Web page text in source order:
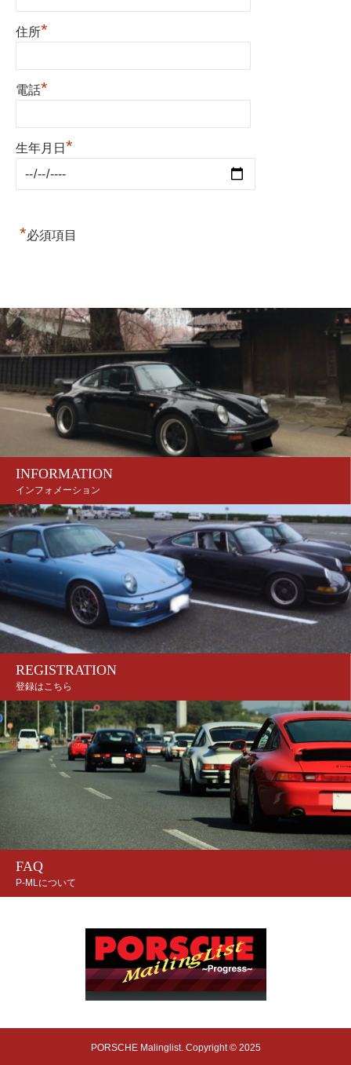
住所*
電話*
生年月日 *
*必須項目
INFORMATION
インフォメーション
REGISTRATION
登録はこちら
FAQ
P-MLについて
PORSCHE Malinglist. Copyright © 2025